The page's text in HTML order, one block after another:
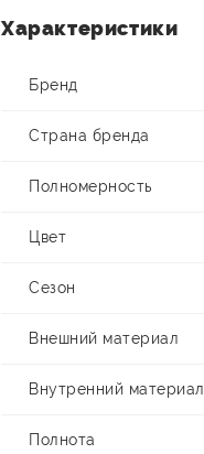
Характеристики
Бренд
Страна бренда
Полномерность
Цвет
Сезон
Внешний материал
Внутренний материал
Полнота